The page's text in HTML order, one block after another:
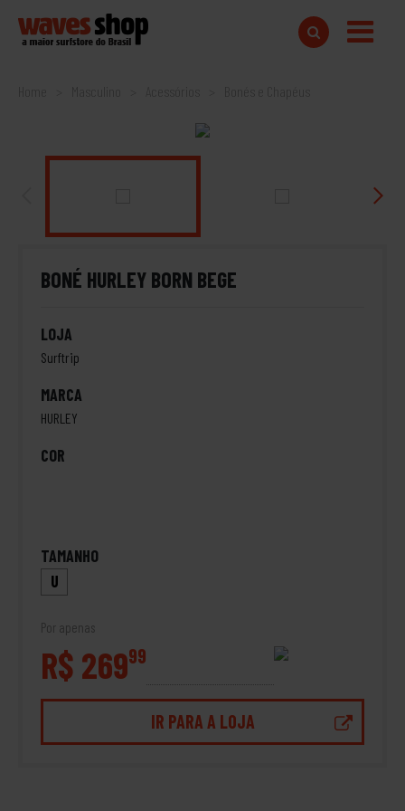
Home
BONÉ HURLEY BORN BEGE
LOJA
Surftrip
MARCA
HURLEY
COR
TAMANHO
U
Por apenas
R$ 26999
IR PARA A LOJA